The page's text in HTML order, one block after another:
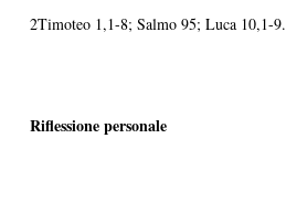
2Timoteo 1,1-8; Salmo 95; Luca 10,1-9.
Riflessione personale